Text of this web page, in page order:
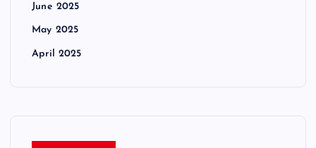
June 2025
May 2025
April 2025